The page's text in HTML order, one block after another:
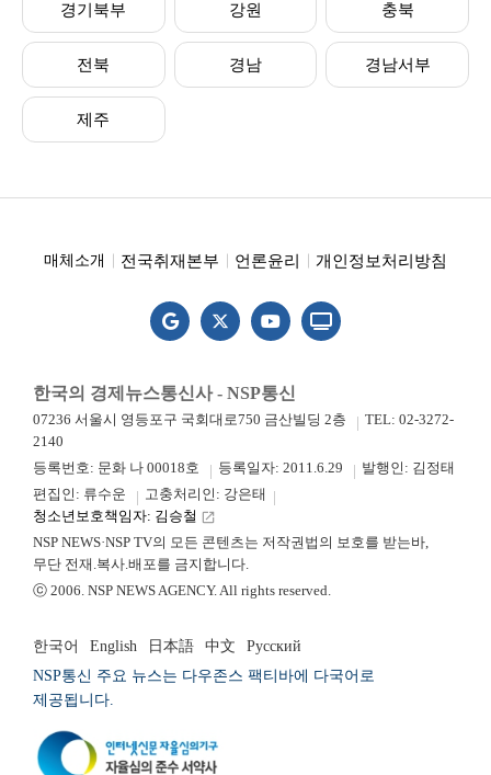
경기북부 강원 충북
전북 경남 경남서부
제주
매체소개 전국취재본부 언론윤리 개인정보처리방침
한국의 경제뉴스통신사 - NSP통신
07236 서울시 영등포구 국회대로750 금산빌딩 2층
TEL: 02-3272-
2140
등록번호: 문화 나 00018호
등록일자: 2011.6.29
발행인: 김정태
편집인: 류수운
고충처리인: 강은태
청소년보호책임자: 김승철 launch
NSP NEWS·NSP TV의 모든 콘텐츠는 저작권법의 보호를 받는바,
무단 전재.복사.배포를 금지합니다.
ⓒ 2006. NSP NEWS AGENCY. All rights reserved.
한국어 English 日本語 中文
Русский
NSP통신 주요 뉴스는 다우존스 팩티바에 다국어로
제공됩니다.